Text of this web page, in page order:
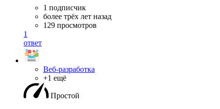
1 подписчик
более трёх лет назад
129 просмотров
1
ответ
Веб-разработка
+1 ещё
Простой